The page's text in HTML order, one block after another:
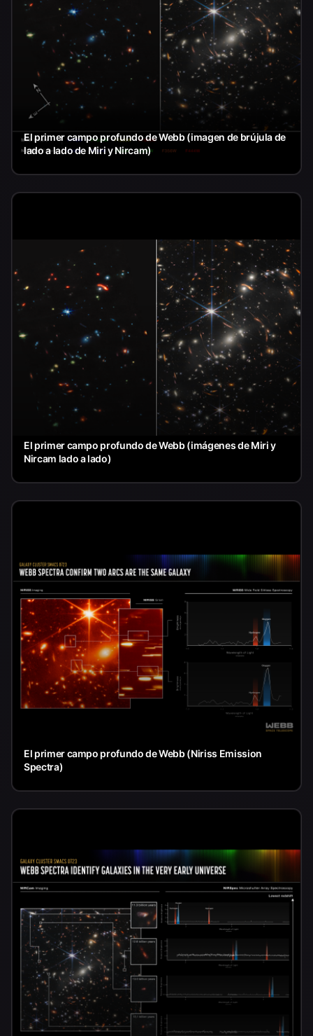
El primer campo profundo de Webb (imagen de brújula de
lado a lado de Miri y Nircam)
El primer campo profundo de Webb (imágenes de Miri y
Nircam lado a lado)
El primer campo profundo de Webb (Niriss Emission
Spectra)